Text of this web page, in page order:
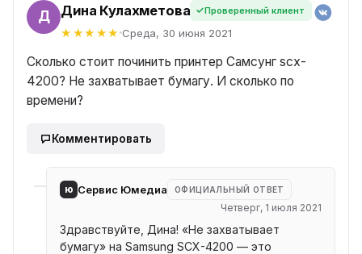
Дина Кулахметова Проверенный клиент
Среда, 30 июня 2021
Сколько стоит починить принтер Самсунг scx-
4200? Не захватывает бумагу. И сколько по
времени?
Комментировать
ю Сервис Юмедиа ОФИЦИАЛЬНЫЙ ОТВЕТ
Четверг, 1 июля 2021
Здравствуйте, Дина! «Не захватывает
бумагу» на Samsung SCX-4200 — это